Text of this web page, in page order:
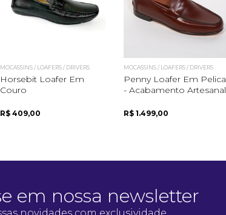
MOCASSINS / LOAFERS / DRIVERS
Horsebit Loafer Em
Couro
R$ 409,00
MOCASSINS / LOAFERS / DRIVERS
Penny Loafer Em Pelica
- Acabamento Artesanal
R$ 1.499,00
em nossa newsletter